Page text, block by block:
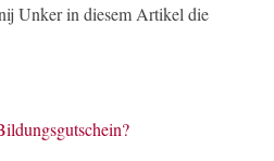
Unker in diesem Artikel die